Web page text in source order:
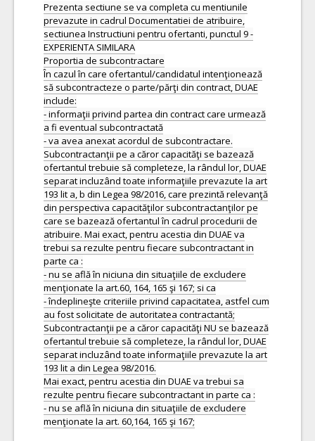
Prezenta sectiune se va completa cu mentiunile
prevazute in cadrul Documentatiei de atribuire,
sectiunea Instructiuni pentru ofertanti, punctul 9 -
EXPERIENTA SIMILARA
Proportia de subcontractare
În cazul în care ofertantul/candidatul intenţionează
să subcontracteze o parte/părţi din contract, DUAE
include:
- informaţii privind partea din contract care urmează
a fi eventual subcontractată
- va avea anexat acordul de subcontractare.
Subcontractanţii pe a căror capacităţi se bazează
ofertantul trebuie să completeze, la rândul lor, DUAE
separat incluzând toate informaţiile prevazute la art
193 lit a, b din Legea 98/2016, care prezintă relevanţă
din perspectiva capacităţilor subcontractanţilor pe
care se bazează ofertantul în cadrul procedurii de
atribuire. Mai exact, pentru acestia din DUAE va
trebui sa rezulte pentru fiecare subcontractant in
parte ca :
- nu se află în niciuna din situaţiile de excludere
menţionate la art.60, 164, 165 şi 167; si ca
- îndeplineşte criteriile privind capacitatea, astfel cum
au fost solicitate de autoritatea contractantă;
Subcontractanţii pe a căror capacităţi NU se bazează
ofertantul trebuie să completeze, la rândul lor, DUAE
separat incluzând toate informaţiile prevazute la art
193 lit a din Legea 98/2016.
Mai exact, pentru acestia din DUAE va trebui sa
rezulte pentru fiecare subcontractant in parte ca :
- nu se află în niciuna din situaţiile de excludere
menţionate la art. 60,164, 165 şi 167;